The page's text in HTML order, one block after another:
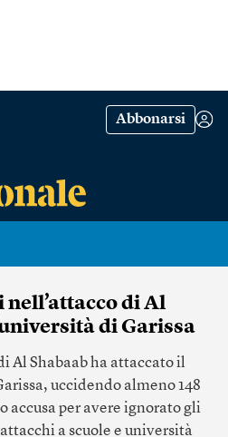
Abbonarsi
di Al
di Garissa
Al Shabaab ha attaccato il
uccidendo almeno 148
accusa per avere ignorato gli
a scuole e università